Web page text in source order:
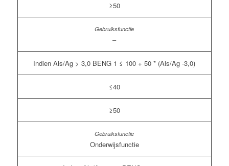
≥50
–
Indien Als/Ag > 3,0 BENG 1 ≤ 100 + 50 * (Als/Ag -3,0)
≤40
≥50
Onderwijsfunctie